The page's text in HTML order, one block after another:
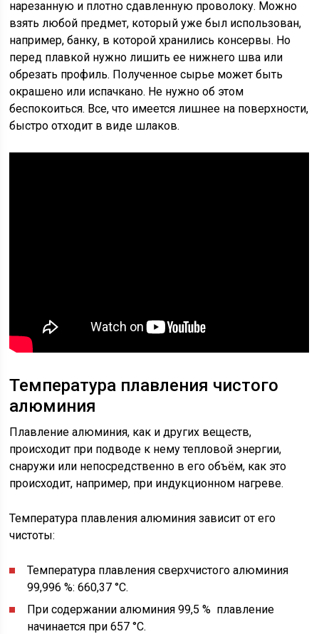
нарезанную и плотно сдавленную проволоку. Можно
взять любой предмет, который уже был использован,
например, банку, в которой хранились консервы. Но
перед плавкой нужно лишить ее нижнего шва или
обрезать профиль. Полученное сырье может быть
окрашено или испачкано. Не нужно об этом
беспокоиться. Все, что имеется лишнее на поверхности,
быстро отходит в виде шлаков.
Температура плавления чистого
алюминия
Плавление алюминия, как и других веществ,
происходит при подводе к нему тепловой энергии,
снаружи или непосредственно в его объём, как это
происходит, например, при индукционном нагреве.
Температура плавления алюминия зависит от его
чистоты:
Температура плавления сверхчистого алюминия
99,996 %: 660,37 °С.
При содержании алюминия 99,5 % плавление
начинается при 657 °С.